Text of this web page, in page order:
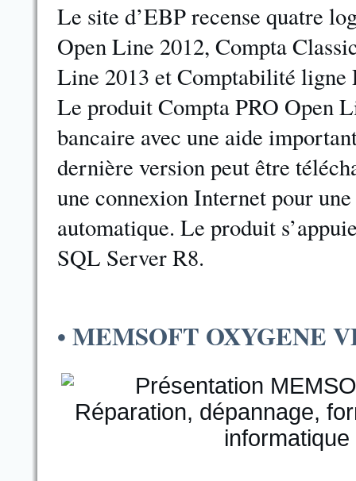
Le site d’EBP recense quatre
Open Line 2012, Compta
Line 2013 et Comptabilité
Le produit Compta PRO Open
bancaire avec une aide
dernière version peut être
une connexion Internet pour
automatique. Le produit
SQL Server R8.
• MEMSOFT OXYGENE